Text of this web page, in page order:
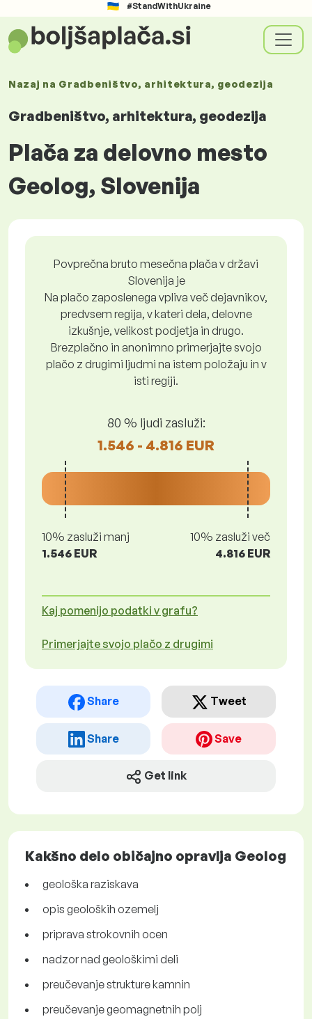
#StandWithUkraine
Nazaj na Gradbeništvo, arhitektura, geodezija
Gradbeništvo, arhitektura, geodezija
Plača za delovno mesto
Geolog, Slovenija
Povprečna bruto mesečna plača v državi
Slovenija je
Na plačo zaposlenega vpliva več dejavnikov,
predvsem regija, v kateri dela, delovne
izkušnje, velikost podjetja in drugo.
Brezplačno in anonimno primerjajte svojo
plačo z drugimi ljudmi na istem položaju in v
isti regiji.
80 % ljudi zasluži:
1.546 - 4.816 EUR
10% zasluži manj
1.546 EUR
10% zasluži več
4.816 EUR
Kaj pomenijo podatki v grafu?
Primerjajte svojo plačo z drugimi
Share Tweet
Share Save
Get link
Kakšno delo običajno opravlja Geolog
geološka raziskava
opis geoloških ozemelj
priprava strokovnih ocen
nadzor nad geološkimi deli
preučevanje strukture kamnin
preučevanje geomagnetnih polj